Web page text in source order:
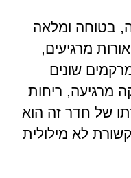
בטוחה ומלאה
מרגיעים,
שונים
מרגיעה, ריחות
של חדר זה הוא
לא מילולית